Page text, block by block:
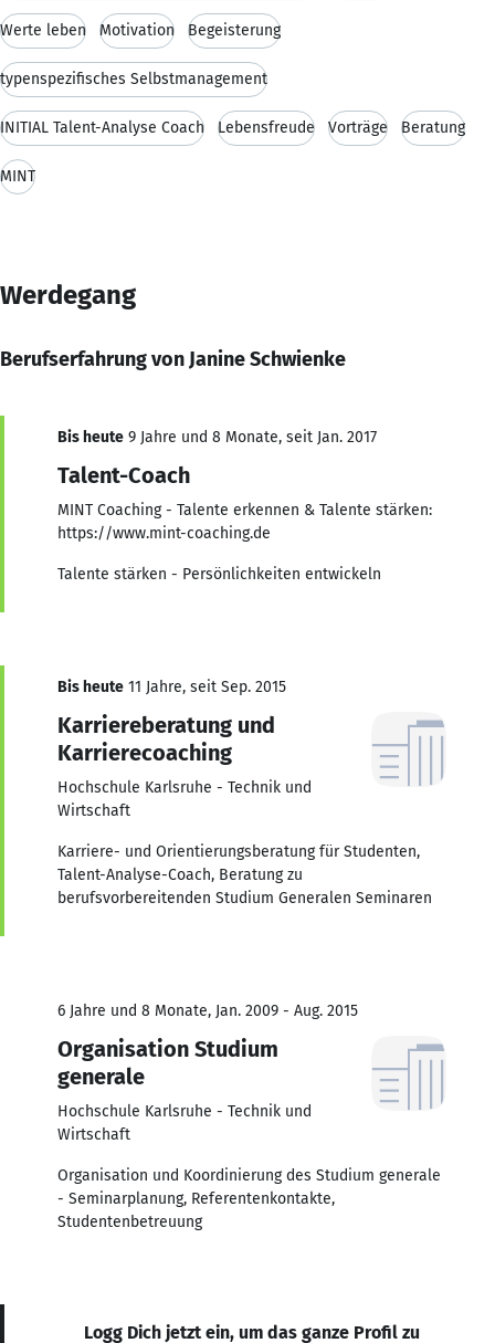
Werte leben Motivation Begeisterung
typenspezifisches Selbstmanagement
INITIAL Talent-Analyse Coach Lebensfreude Vorträge Beratung
MINT
Werdegang
Berufserfahrung von Janine Schwienke
Bis heute 9 Jahre und 8 Monate, seit Jan. 2017
Talent-Coach
MINT Coaching - Talente erkennen & Talente stärken:
https://www.mint-coaching.de
Talente stärken - Persönlichkeiten entwickeln
Bis heute 11 Jahre, seit Sep. 2015
Karriereberatung und
Karrierecoaching
Hochschule Karlsruhe - Technik und
Wirtschaft
Karriere- und Orientierungsberatung für Studenten,
Talent-Analyse-Coach, Beratung zu
berufsvorbereitenden Studium Generalen Seminaren
6 Jahre und 8 Monate, Jan. 2009 - Aug. 2015
Organisation Studium
generale
Hochschule Karlsruhe - Technik und
Wirtschaft
Organisation und Koordinierung des Studium generale
- Seminarplanung, Referentenkontakte,
Studentenbetreuung
Logg Dich jetzt ein, um das ganze Profil zu